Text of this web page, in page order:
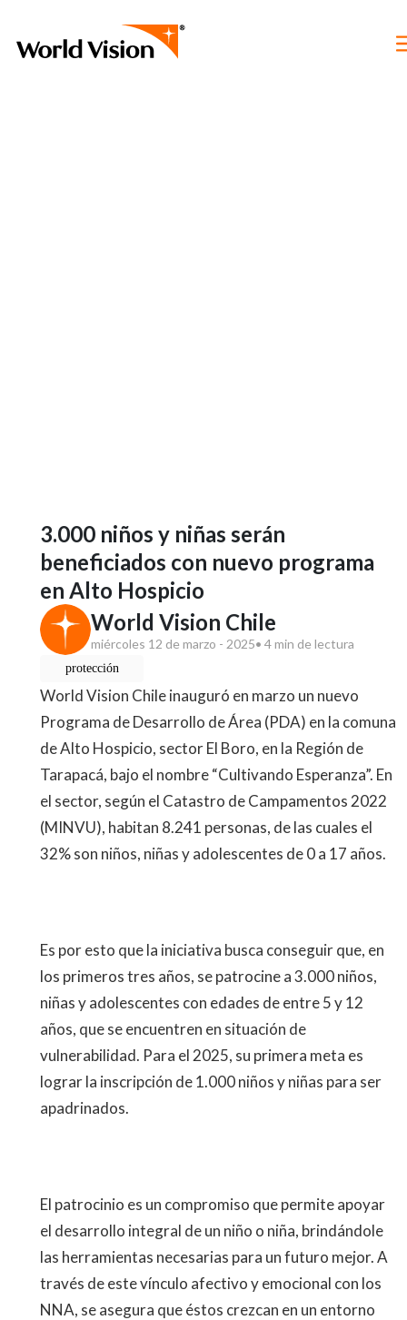
3.000 niños y niñas serán
beneficiados con nuevo programa
en Alto Hospicio
World Vision Chile
miércoles 12 de marzo - 2025• 4 min de lectura
protección
World Vision Chile inauguró en marzo un nuevo
Programa de Desarrollo de Área (PDA) en la comuna
de Alto Hospicio, sector El Boro, en la Región de
Tarapacá, bajo el nombre “Cultivando Esperanza”. En
el sector, según el Catastro de Campamentos 2022
(MINVU), habitan 8.241 personas, de las cuales el
32% son niños, niñas y adolescentes de 0 a 17 años.
Es por esto que la iniciativa busca conseguir que, en
los primeros tres años, se patrocine a 3.000 niños,
niñas y adolescentes con edades de entre 5 y 12
años, que se encuentren en situación de
vulnerabilidad. Para el 2025, su primera meta es
lograr la inscripción de 1.000 niños y niñas para ser
apadrinados.
El patrocinio es un compromiso que permite apoyar
el desarrollo integral de un niño o niña, brindándole
las herramientas necesarias para un futuro mejor. A
través de este vínculo afectivo y emocional con los
NNA, se asegura que éstos crezcan en un entorno